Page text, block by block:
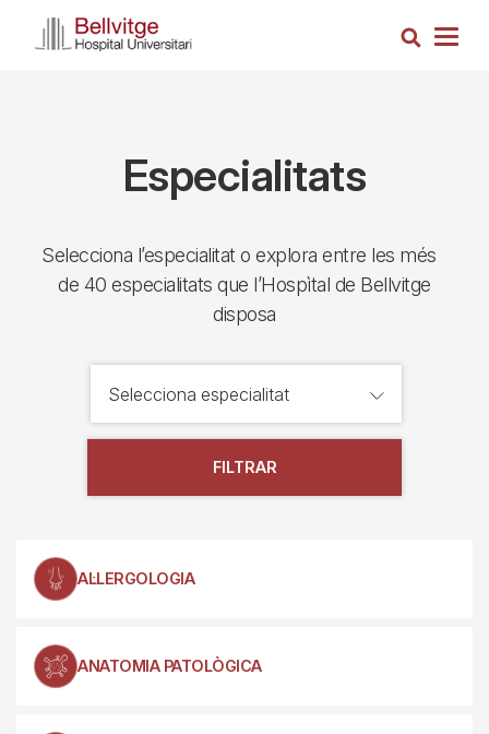
Cerca
Especialitats
Selecciona l’especialitat o explora entre les més
de 40 especialitats que l’Hospìtal de Bellvitge
disposa
FILTRAR
AL·LERGOLOGIA
ANATOMIA PATOLÒGICA